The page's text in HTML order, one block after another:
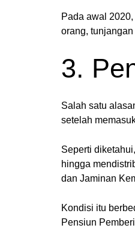
Pada awal
orang,
3.
Salah satu
setelah
Seperti
hingga
dan Jaminan
Kondisi itu
Pensiun